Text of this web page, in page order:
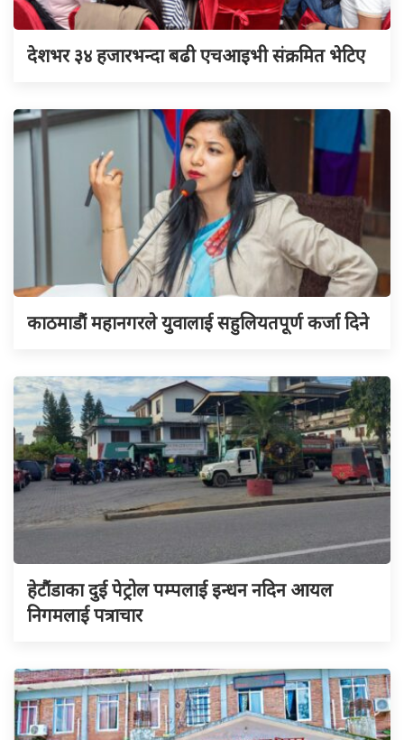
देशभर ३४ हजारभन्दा बढी एचआइभी संक्रमित भेटिए
काठमाडौं महानगरले युवालाई सहुलियतपूर्ण कर्जा दिने
हेटौंडाका दुई पेट्रोल पम्पलाई इन्धन नदिन आयल
निगमलाई पत्राचार